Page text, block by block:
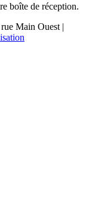
boîte de réception.
Main Ouest |